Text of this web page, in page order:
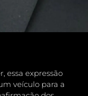
essa expressão
veículo para a